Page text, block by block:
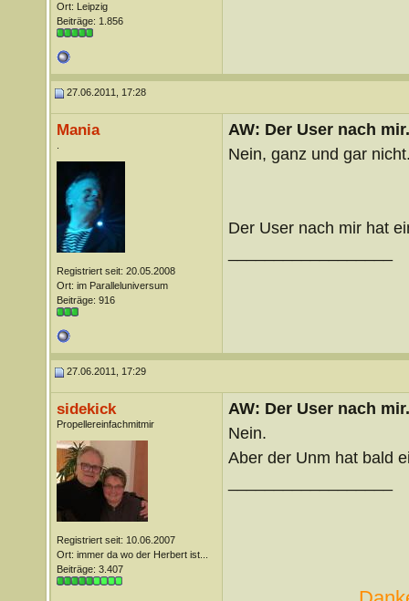
Ort: Leipzig
Beiträge: 1.856
27.06.2011, 17:28
Mania
Registriert seit: 20.05.2008
Ort: im Paralleluniversum
Beiträge: 916
AW: Der User nach
Nein, ganz und gar
Der User nach mir hat
27.06.2011, 17:29
sidekick
Propellereinfachmitmir
Registriert seit: 10.06.2007
Ort: immer da wo der Herbert ist...
Beiträge: 3.407
AW: Der User nach
Nein.
Aber der Unm hat bald